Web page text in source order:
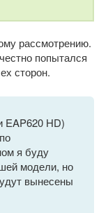
рассмотрению.
попытался
сторон.
EAP620 HD)
я буду
модели, но
вынесены